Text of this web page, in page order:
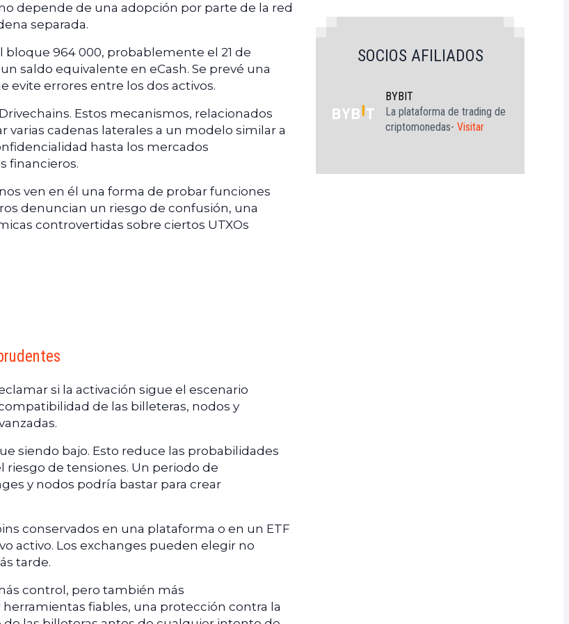
depende de una adopción por parte de la red
separada.
bloque 964 000, probablemente el 21 de
saldo equivalente en eCash. Se prevé una
evite errores entre los dos activos.
Estos mecanismos, relacionados
varias cadenas laterales a un modelo similar a
hasta los mercados
financieros.
ven en él una forma de probar funciones
denuncian un riesgo de confusión, una
controvertidas sobre ciertos UTXOs
si la activación sigue el escenario
de las billeteras, nodos y
siendo bajo. Esto reduce las probabilidades
riesgo de tensiones. Un periodo de
y nodos podría bastar para crear
conservados en una plataforma o en un ETF
activo. Los exchanges pueden elegir no
tarde.
control, pero también más
fiables, una protección contra la
SOCIOS AFILIADOS
BYBIT
La plataforma de trading de
criptomonedas- Visitar